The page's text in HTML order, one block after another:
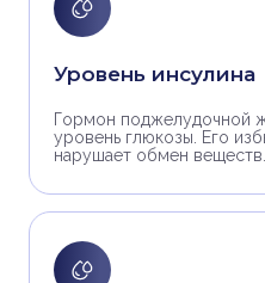
Уровень инсулина
Гормон поджелудочной
уровень глюкозы. Его
нарушает обмен веществ.